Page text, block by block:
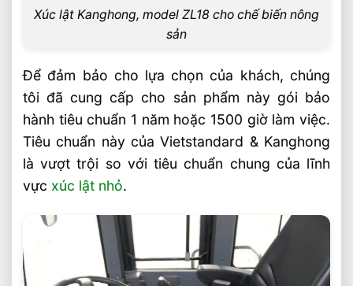
Xúc lật Kanghong, model ZL18 cho chế biến nông
sản
Để đảm bảo cho lựa chọn của khách, chúng
tôi đã cung cấp cho sản phẩm này gói bảo
hành tiêu chuẩn 1 năm hoặc 1500 giờ làm việc.
Tiêu chuẩn này của Vietstandard & Kanghong
là vượt trội so với tiêu chuẩn chung của lĩnh
vực xúc lật nhỏ.